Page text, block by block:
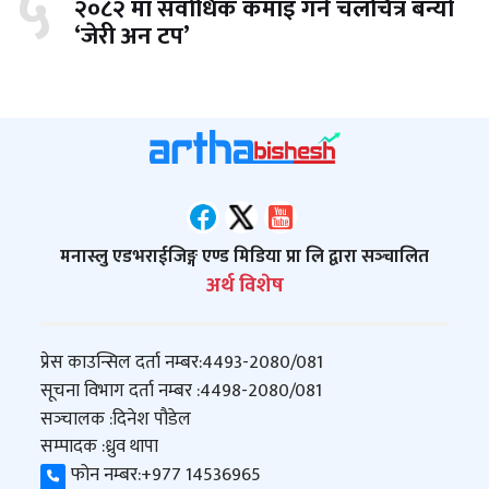
२०८२ मा सर्वाधिक कमाइ गर्ने चलचित्र बन्यो
‘जेरी अन टप’
मनास्लु एडभराईजिङ्ग एण्ड मिडिया प्रा लि द्वारा सञ्‍चालित
अर्थ विशेष
प्रेस काउन्सिल दर्ता नम्बर:4493-2080/081
सूचना विभाग दर्ता नम्बर :4498-2080/081
सञ्‍चालक :दिनेश पौडेल
सम्पादक :ध्रुव थापा
फोन नम्बर:+977 14536965